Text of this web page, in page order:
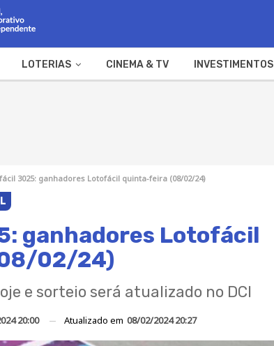
LOTERIAS CINEMA & TV INVESTIMENTOS
3025: ganhadores Lotofácil quinta-feira (08/02/24)
ganhadores Lotofácil
02/24)
e sorteio será atualizado no DCI
20:00 Atualizado em 08/02/2024 20:27